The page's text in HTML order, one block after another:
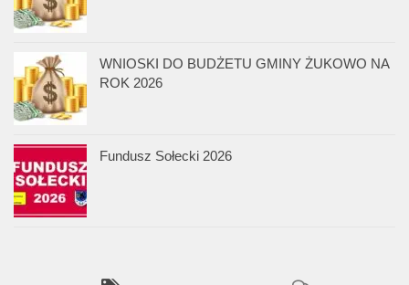
WNIOSKI DO BUDŻETU GMINY ŻUKOWO NA
ROK 2026
Fundusz Sołecki 2026